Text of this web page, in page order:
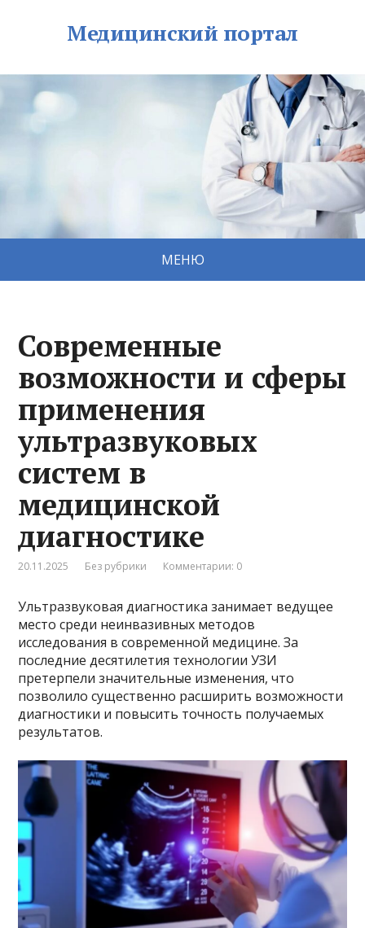
Медицинский портал
МЕНЮ
Современные
возможности и сферы
применения
ультразвуковых
систем в
медицинской
диагностике
20.11.2025 Без рубрики Комментарии: 0
Ультразвуковая диагностика занимает ведущее
место среди неинвазивных методов
исследования в современной медицине. За
последние десятилетия технологии УЗИ
претерпели значительные изменения, что
позволило существенно расширить возможности
диагностики и повысить точность получаемых
результатов.